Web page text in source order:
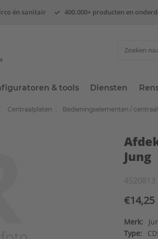
én sanitair 400.000+ producten en
& tools Diensten
Centraalplaten Bedieningselementen /
Jung
4520813
€14,25
Merk:
Type: